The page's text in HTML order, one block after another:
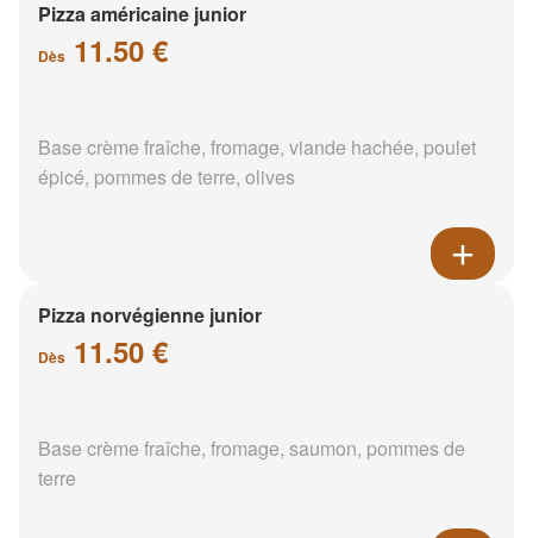
Pizza américaine junior
Dès 11.50 €
Base crème fraîche, fromage, viande hachée, poulet
épicé, pommes de terre, olives
Pizza norvégienne junior
Dès 11.50 €
Base crème fraîche, fromage, saumon, pommes de
terre